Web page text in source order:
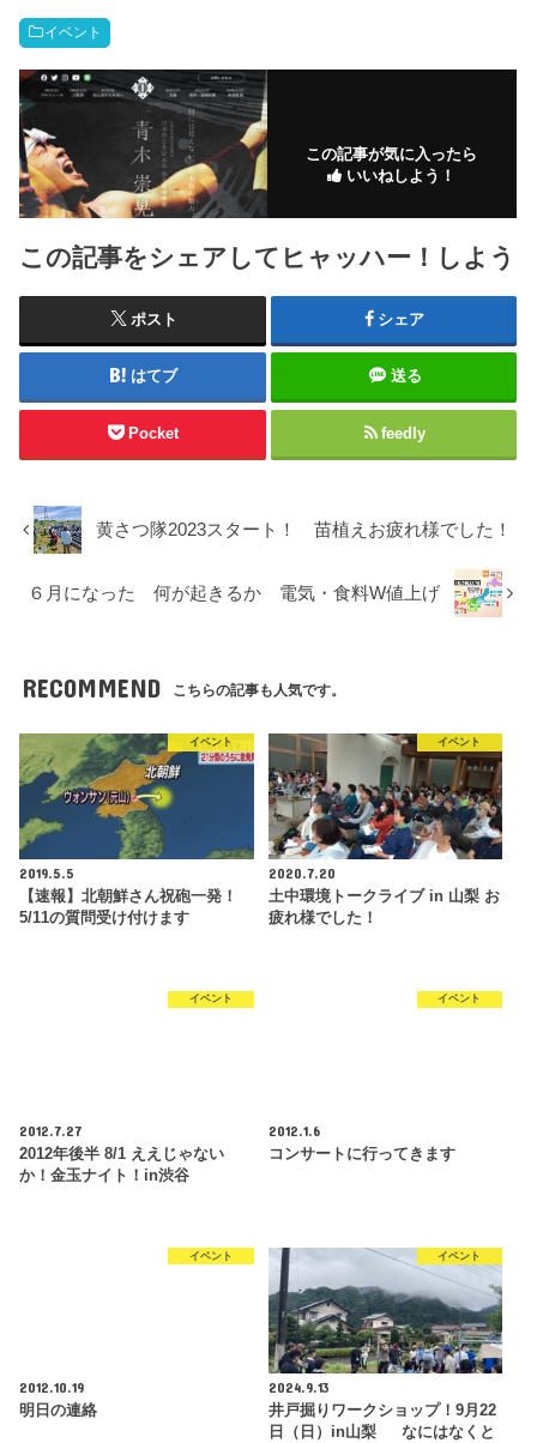
イベント
この記事が気に入ったら
いいねしよう！
この記事をシェアしてヒャッハー！しよう
ポスト シェア
はてブ 送る
Pocket feedly
黄さつ隊2023スタート！ 苗植えお疲れ様でした！
６月になった 何が起きるか 電気・食料W値上げ
RECOMMEND こちらの記事も人気です。
イベント
2019.5.5
【速報】北朝鮮さん祝砲一発！
5/11の質問受け付けます
イベント
2020.7.20
土中環境トークライブ in 山梨 お
疲れ様でした！
イベント
2012.7.27
2012年後半 8/1 ええじゃない
か！金玉ナイト！in渋谷
イベント
2012.1.6
コンサートに行ってきます
イベント
2012.10.19
明日の連絡
イベント
2024.9.13
井戸掘りワークショップ！9月22
日（日）in山梨 なにはなくと